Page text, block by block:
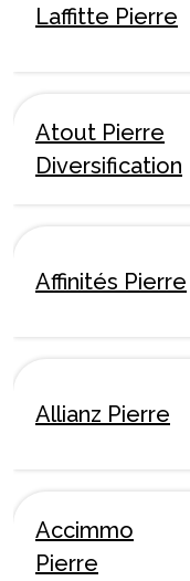
Laffitte Pierre
Atout Pierre
Diversification
Affinités Pierre
Allianz Pierre
Accimmo
Pierre